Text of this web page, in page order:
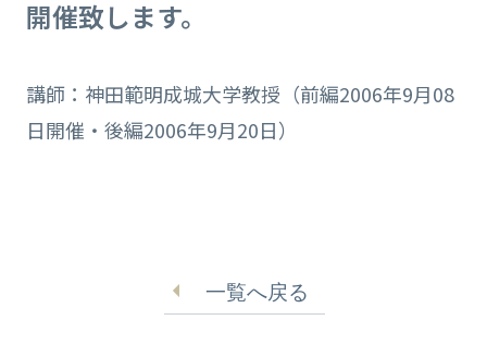
開催致します。
講師：神田範明成城大学教授（前編2006年9月08
日開催・後編2006年9月20日）
一覧へ戻る